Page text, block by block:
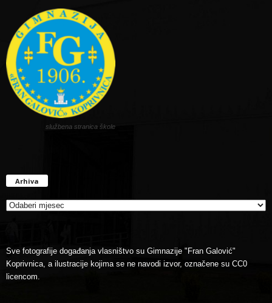
službena stranica škole
Arhiva
Sve fotografije događanja vlasništvo su Gimnazije "Fran Galović"
Koprivnica, a ilustracije kojima se ne navodi izvor, označene su CC0
licencom.